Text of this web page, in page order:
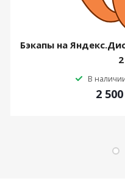
Бэкапы на
В
2 500